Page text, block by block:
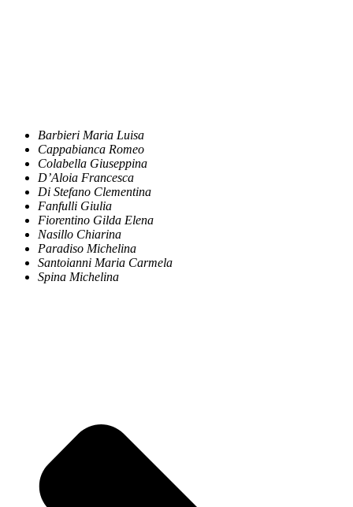
Barbieri Maria Luisa
Cappabianca Romeo
Colabella Giuseppina
D’Aloia Francesca
Di Stefano Clementina
Fanfulli Giulia
Fiorentino Gilda Elena
Nasillo Chiarina
Paradiso Michelina
Santoianni Maria Carmela
Spina Michelina